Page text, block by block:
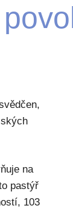
na
pastýř
103